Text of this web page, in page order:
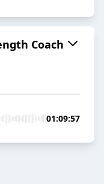
Coach
01:09:57